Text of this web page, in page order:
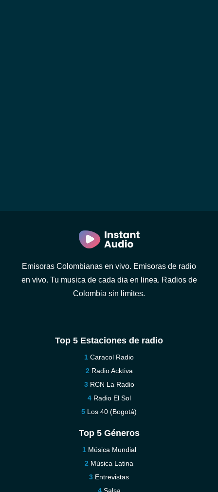
Emisoras Colombianas en vivo. Emisoras de radio
en vivo. Tu musica de cada dia en linea. Radios de
Colombia sin limites.
Top 5 Estaciones de radio
Caracol Radio
Radio Acktiva
RCN La Radio
Radio El Sol
Los 40 (Bogotá)
Top 5 Géneros
Música Mundial
Música Latina
Entrevistas